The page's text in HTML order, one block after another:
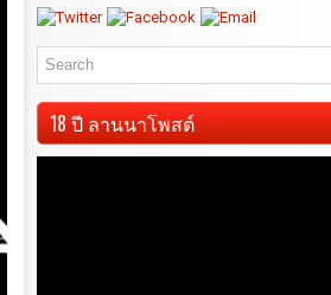
18 ปี ลานนาโพสต์